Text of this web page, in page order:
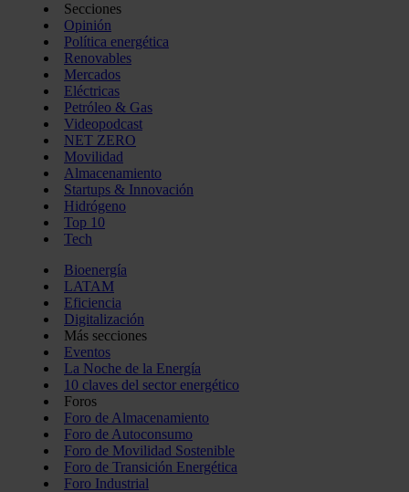
Secciones
Opinión
Política energética
Renovables
Mercados
Eléctricas
Petróleo & Gas
Videopodcast
NET ZERO
Movilidad
Almacenamiento
Startups & Innovación
Hidrógeno
Top 10
Tech
Bioenergía
LATAM
Eficiencia
Digitalización
Más secciones
Eventos
La Noche de la Energía
10 claves del sector energético
Foros
Foro de Almacenamiento
Foro de Autoconsumo
Foro de Movilidad Sostenible
Foro de Transición Energética
Foro Industrial